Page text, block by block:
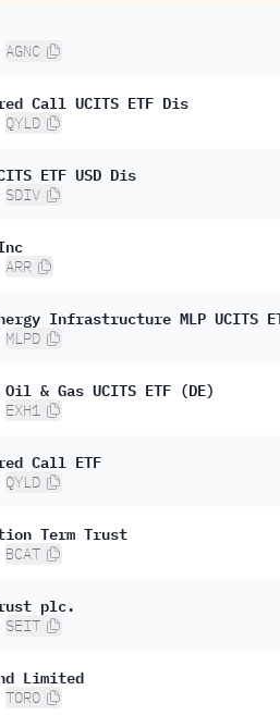
AGNC
Call UCITS ETF Dis
QYLD
ETF USD Dis
SDIV
ARR
Infrastructure MLP UCITS
MLPD
& Gas UCITS ETF (DE)
EXH1
Call ETF
QYLD
Term Trust
BCAT
plc.
SEIT
Limited
TORO